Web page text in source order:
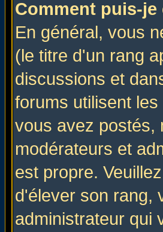
Comment puis-
En général, vous
(le titre d'un rang
discussions et
forums utilisent
vous avez postés,
modérateurs et
est propre.
d'élever son rang,
administrateur qui